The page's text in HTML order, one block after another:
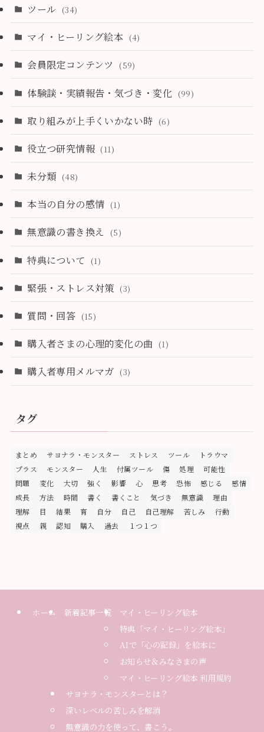
ツール (34)
マイ・ヒーリング絵本 (4)
会員限定コンテンツ (59)
体験談・実績報告・気づき・変化 (99)
取り組みが上手くいかない時 (6)
役立つ研究情報 (11)
未分類 (48)
本当の自分の感情 (1)
無意識の書き換え (5)
特典について (1)
緊張・ストレス対策 (3)
質問・回答 (15)
購入者さまの心理的変化の曲 (1)
購入者専用メルマガ (3)
タグ
まとめ サヨナラ・モンスター ストレス ツール
トラウマ
プラス
モンスター 人生 付属ツール 傷 処理
可能性
問題
変化 大切 強く 影響 心 思考 恐怖 感じる
感情
成長
方法 時間 書く 書くこと 気づき 無意識
理由
理解
目 結果 育 自分 自己 自己理解 苦しみ
行動
視点
親 認知 購入 過去 １つ１つ
ホーム 新着記事一覧
マイ・ヒーリング絵本
特典「マイ・ヒーリング絵本」
AIで「心の記録」を絵本に
お知らせ＆みなさまの声
マイ・ヒーリング絵本 利用規約
サヨナラ・モンスターとは？
深いレベルの苦しみを解消
無意識の力を使って、書こう。